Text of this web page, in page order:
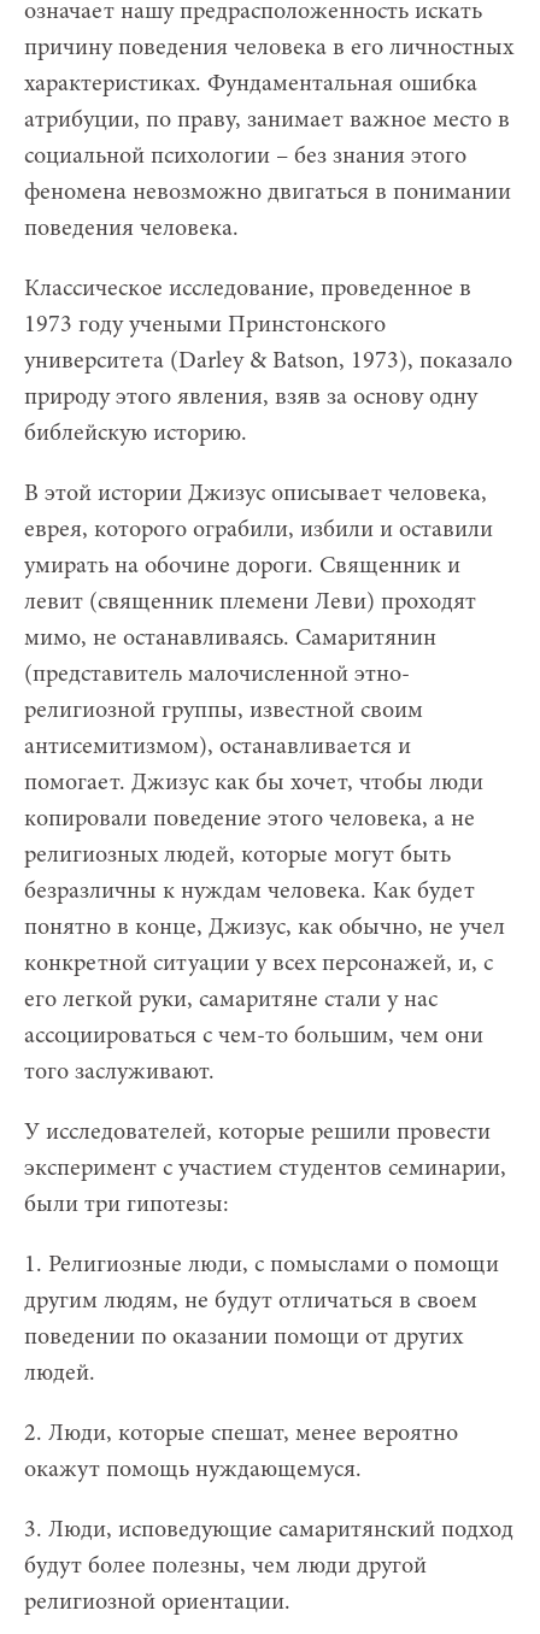
означает нашу предрасположенность искать
причину поведения человека в его личностных
характеристиках. Фундаментальная ошибка
атрибуции, по праву, занимает важное место в
социальной психологии – без знания этого
феномена невозможно двигаться в понимании
поведения человека.
Классическое исследование, проведенное в
1973 году учеными Принстонского
университета (Darley & Batson, 1973), показало
природу этого явления, взяв за основу одну
библейскую историю.
В этой истории Джизус описывает человека,
еврея, которого ограбили, избили и оставили
умирать на обочине дороги. Священник и
левит (священник племени Леви) проходят
мимо, не останавливаясь. Самаритянин
(представитель малочисленной этно-
религиозной группы, известной своим
антисемитизмом), останавливается и
помогает. Джизус как бы хочет, чтобы люди
копировали поведение этого человека, а не
религиозных людей, которые могут быть
безразличны к нуждам человека. Как будет
понятно в конце, Джизус, как обычно, не учел
конкретной ситуации у всех персонажей, и, с
его легкой руки, самаритяне стали у нас
ассоциироваться с чем-то большим, чем они
того заслуживают.
У исследователей, которые решили провести
эксперимент с участием студентов семинарии,
были три гипотезы:
1. Религиозные люди, с помыслами о помощи
другим людям, не будут отличаться в своем
поведении по оказании помощи от других
людей.
2. Люди, которые спешат, менее вероятно
окажут помощь нуждающемуся.
3. Люди, исповедующие самаритянский подход
будут более полезны, чем люди другой
религиозной ориентации.